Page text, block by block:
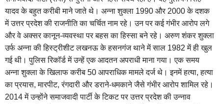
यादव के बहुत करीबी माने जाते थे। अन्ना शुक्ला 1990 और 2000 के दशक
में उत्तर प्रदेश की राजनीति का चर्चित नाम रहे। उन पर कई गंभीर आरोप लगे
और वे अक्सर कानून-व्यवस्था पर बहस का हिस्सा बने रहे। अरुण शंकर शुक्ला
उर्फ अन्ना की हिस्ट्रीशीट लखनऊ के हसनगंज थाने में साल 1982 में ही खुल
गई थी। पुलिस रिकॉर्ड में उन्हें एक आदतन अपराधी माना गया। एक समय
अन्ना शुक्ला के खिलाफ करीब 50 आपराधिक मामले दर्ज थे। इनमें हत्या, हत्या
का प्रयास, मारपीट, रंगदारी और डराने-धमकाने जैसे गंभीर आरोप शामिल रहे।
2014 में उन्होंने समाजवादी पार्टी के टिकट पर उत्तर प्रदेश की उन्नाव